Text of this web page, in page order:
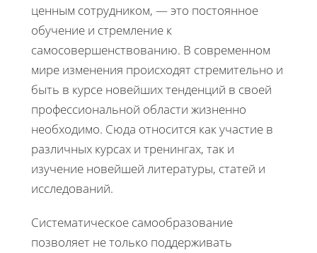
ценным сотрудником, — это постоянное
обучение и стремление к
самосовершенствованию. В современном
мире изменения происходят стремительно и
быть в курсе новейших тенденций в своей
профессиональной области жизненно
необходимо. Сюда относится как участие в
различных курсах и тренингах, так и
изучение новейшей литературы, статей и
исследований.
Систематическое самообразование
позволяет не только поддерживать